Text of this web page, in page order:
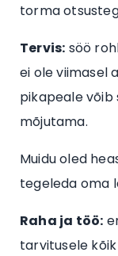
torma
Tervis: söö
ei ole viimasel
pikapeale
mõjutama.
Muidu oled
tegeleda oma
Raha ja töö:
tarvitusele